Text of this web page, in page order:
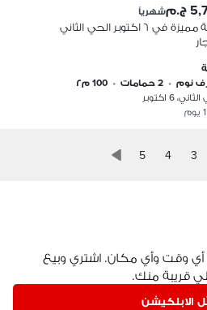
ج.م شهرياً
شقة مميزة في ٦ اكتوبر الحي الثاني
• 2 حمامات • 100 م٢
6 اكتوبر
3
4
5
وقت وأي مكان. اشتري وبيع
قريبة منك.
الابلكيشن